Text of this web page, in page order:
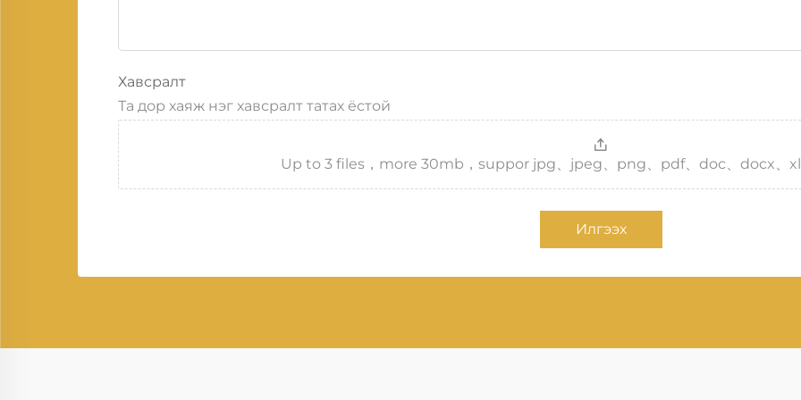
Хавсралт
Та дор хаяж нэг хавсралт татах ёстой
Up to 3 files，more 30mb，suppor jpg、jpeg、png、pdf、doc、docx、
Илгээх